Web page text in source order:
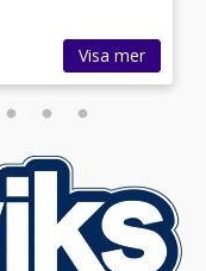
Visa mer